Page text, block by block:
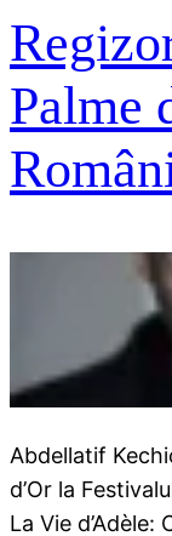
Palme
Abdellatif
d’Or la
La Vie d’Adèle: